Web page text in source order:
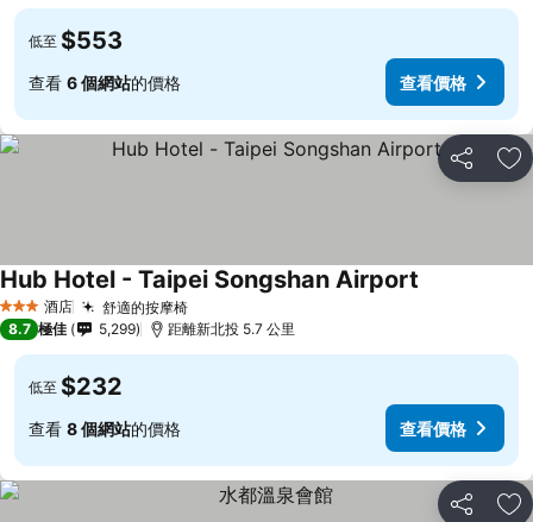
低至 $553
查看 6 個網站的價格 查看價格
分享 放
3 星級 酒店 舒適的按摩椅
Hub Hotel - Taipei Songshan Airport
8.7 極佳 5,299 距離新北投 5.7 公里
低至 $232
查看 8 個網站的價格 查看價格
分享 放